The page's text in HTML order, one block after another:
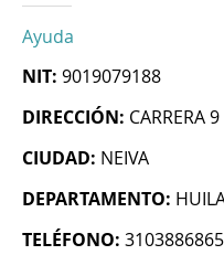
Ayuda
NIT: 9019079188
DIRECCIÓN: CARRERA
CIUDAD: NEIVA
DEPARTAMENTO:
TELÉFONO: 3103886865